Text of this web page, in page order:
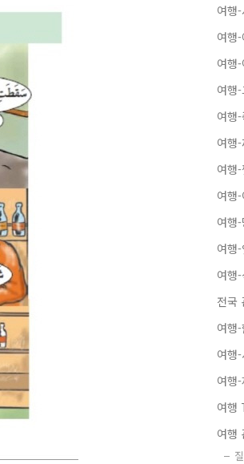
여행
여행
여행
여행
여행
여행
여행
여행
여행
여행
여행
전국
여행
여행
여행
여행
여행